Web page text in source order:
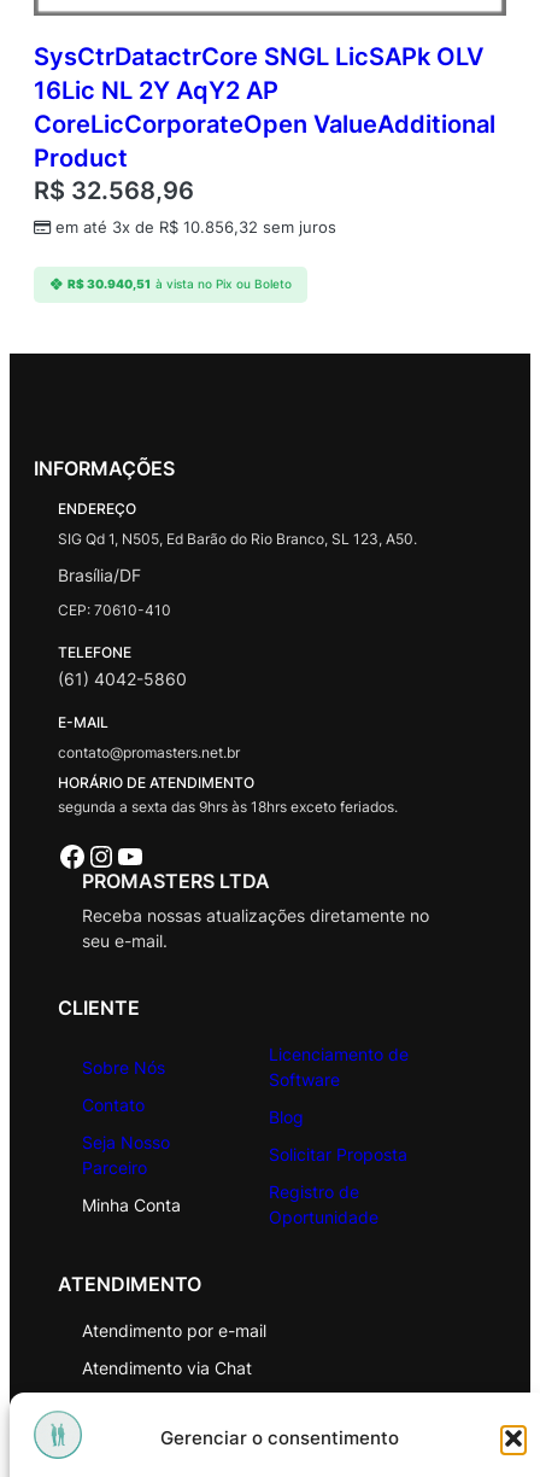
Gerenciar o consentimento
SysCtrDatactrCore SNGL LicSAPk OLV
16Lic NL 2Y AqY2 AP
CoreLicCorporateOpen ValueAdditional
Product
R$ 32.568,96
em até 3x de R$ 10.856,32 sem juros
R$30.940,51 à vista no Pix ou Boleto
INFORMAÇÕES
ENDEREÇO
SIG Qd 1, N505, Ed Barão do Rio Branco, SL 123, A50.
Brasília/DF
CEP: 70610-410
TELEFONE
(61) 4042-5860
E-MAIL
contato@promasters.net.br
HORÁRIO DE ATENDIMENTO
segunda a sexta das 9hrs às 18hrs exceto feriados.
Facebook Instagram Youtube
PROMASTERS LTDA
Receba nossas atualizações diretamente no
seu e-mail.
CLIENTE
Sobre Nós
Contato
Seja Nosso
Parceiro
Minha Conta
Licenciamento de
Software
Blog
Solicitar Proposta
Registro de
Oportunidade
ATENDIMENTO
Atendimento por e-mail
Atendimento via Chat